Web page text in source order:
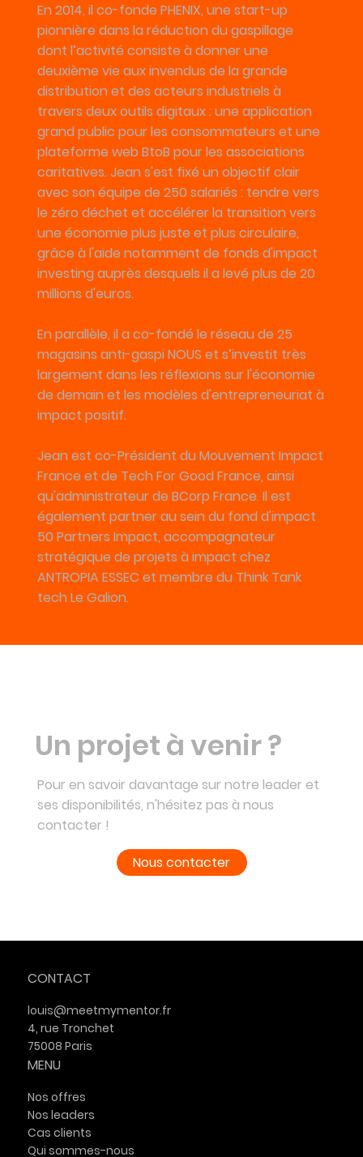
En 2014, il co-fonde PHENIX, une start-up
pionnière dans la réduction du gaspillage
dont l’activité consiste à donner une
deuxième vie aux invendus de la grande
distribution et des acteurs industriels à
travers deux outils digitaux : une application
grand public pour les consommateurs et une
plateforme web BtoB pour les associations
caritatives. Jean s'est fixé un objectif clair
avec son équipe de 250 salariés : tendre vers
le zéro déchet et accélérer la transition vers
une économie plus juste et plus circulaire,
grâce à l'aide notamment de fonds d'impact
investing auprès desquels il a levé plus de 20
millions d'euros.
En parallèle, il a co-fondé le réseau de 25
magasins anti-gaspi NOUS et s’investit très
largement dans les réflexions sur l'économie
de demain et les modèles d'entrepreneuriat à
impact positif.
Jean est co-Président du Mouvement Impact
France et de Tech For Good France, ainsi
qu'administrateur de BCorp France. Il est
également partner au sein du fond d'impact
50 Partners Impact, accompagnateur
stratégique de projets à impact chez
ANTROPIA ESSEC et membre du Think Tank
tech Le Galion.
Un projet à venir ?
Pour en savoir davantage sur notre leader et
ses disponibilités, n'hésitez pas à nous
contacter !
Nous contacter
CONTACT
louis@meetmymentor.fr
4, rue Tronchet
75008 Paris
MENU
Nos offres
Nos leaders
Cas clients
Qui sommes-nous